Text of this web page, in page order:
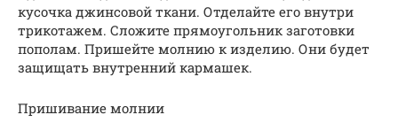
кусочка джинсовой ткани. Отделайте его внутри
трикотажем. Сложите прямоугольник заготовки
пополам. Пришейте молнию к изделию. Они будет
защищать внутренний кармашек.
Пришивание молнии